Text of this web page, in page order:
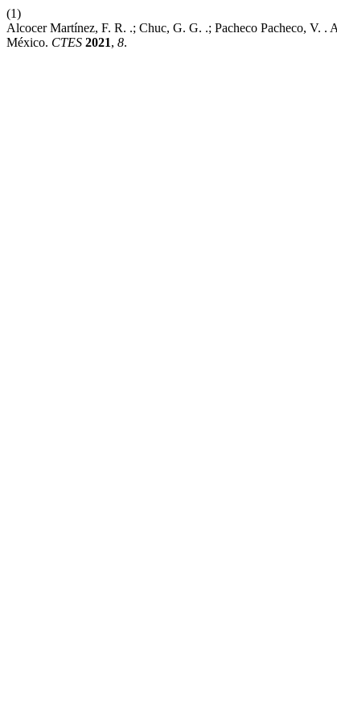
(1)
Alcocer Martínez, F. R. .; Chuc, G. G. .; Pacheco Pacheco, V.
México. CTES 2021, 8.